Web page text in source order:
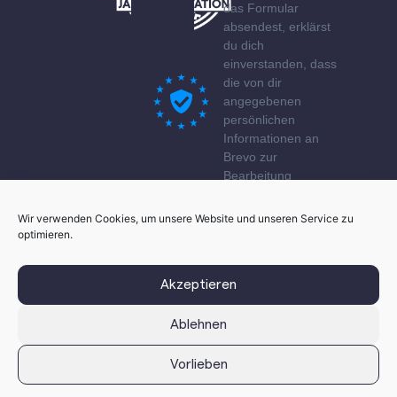
Wir verwenden Cookies, um unsere Website und unseren Service zu
optimieren.
Akzeptieren
Ablehnen
Vorlieben
das Formular
absendest, erklärst
du dich
einverstanden, dass
die von dir
angegebenen
persönlichen
Informationen an
Brevo zur
Bearbeitung
gemäß den
© 2026 innovation service network